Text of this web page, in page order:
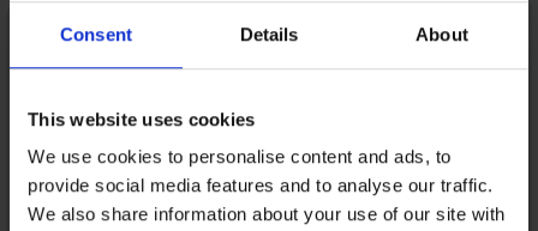
Consent Details About
This website uses cookies
We use cookies to personalise content and ads, to
provide social media features and to analyse our traffic.
We also share information about your use of our site with